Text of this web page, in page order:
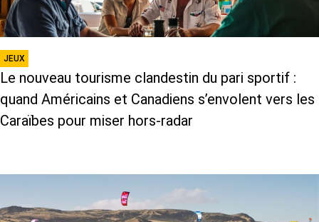
JEUX
Le nouveau tourisme clandestin du pari sportif :
quand Américains et Canadiens s’envolent vers les
Caraïbes pour miser hors-radar